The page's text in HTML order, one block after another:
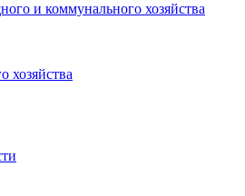
и коммунального хозяйства
хозяйства